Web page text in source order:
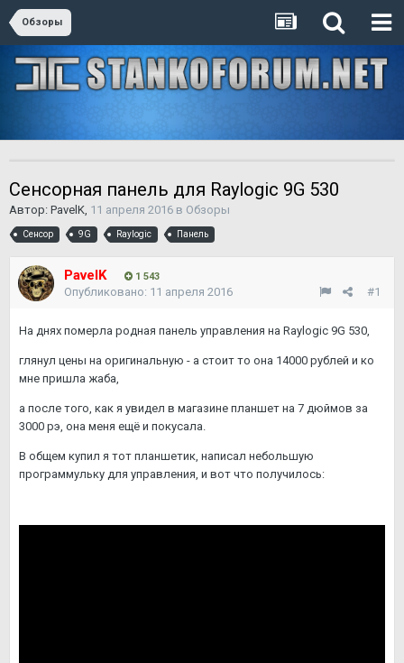
Обзоры
Сенсорная панель для Raylogic 9G 530
Автор: PavelK, 11 апреля 2016 в Обзоры
Сенсор 9G Raylogic Панель
PavelK 1 543
#1
Опубликовано: 11 апреля 2016
На днях померла родная панель управления на Raylogic 9G 530,
глянул цены на оригинальную - а стоит то она 14000 рублей и ко
мне пришла жаба,
а после того, как я увидел в магазине планшет на 7 дюймов за
3000 рэ, она меня ещё и покусала.
В общем купил я тот планшетик, написал небольшую
программульку для управления, и вот что получилось: